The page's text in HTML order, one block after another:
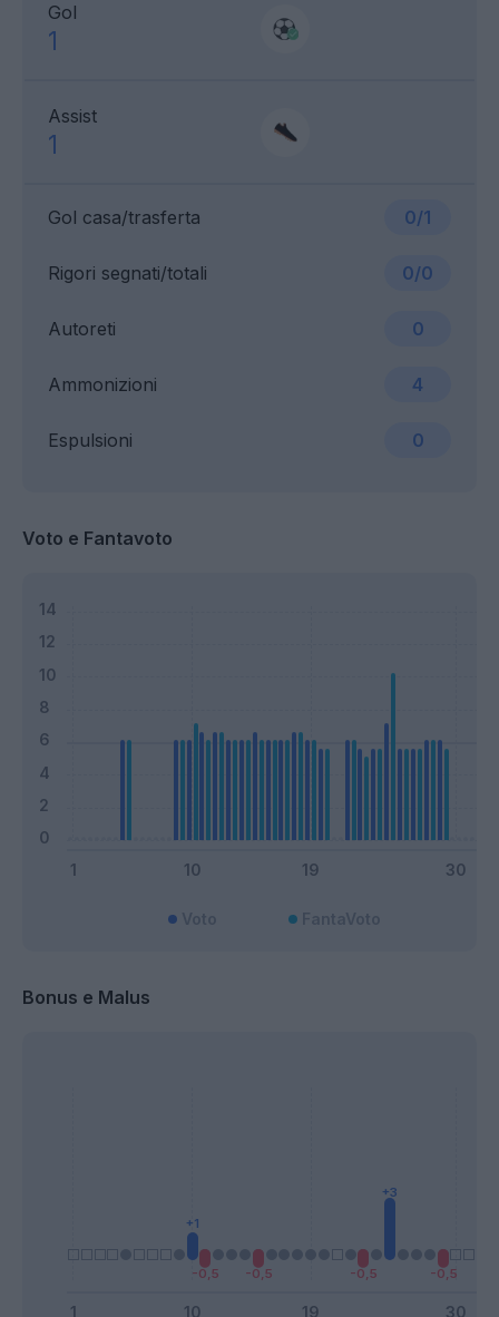
Gol
1
Assist
1
Gol casa/trasferta 0/1
Ammonizioni 4
Rigori segnati/totali 0/0
Espulsioni 0
Autoreti 0
Voto e Fantavoto
Bonus e Malus